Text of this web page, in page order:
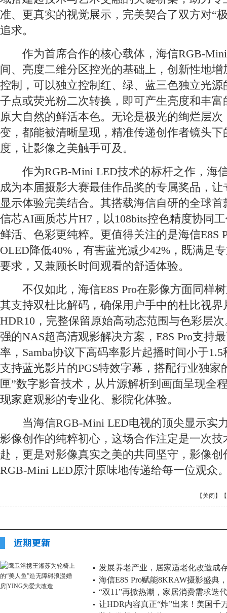
准、更真实的视觉展示，完美契合了双方对“
追求。
作为首席合作的核心载体，海信RGB-Mini
间、亮度二维分区控光的基础上，创新性地
控制，可以独立控制红、绿、蓝三色独立光
子点或荧光粉二次转换，即可产生亮度和丰
原大自然的鲜活本色。无论是极光的绚烂层
变，都能被清晰呈现，精准传递创作者镜头
度，让影像之美触手可及。
作为RGB-Mini LED技术的标杆之作，海信
成为本届摄影大赛最佳作品奖的专属奖品，
显示体验完美结合。其搭载海信自研的全球
信芯AI画质芯片H7，以108bits控色精度协同
鲜活、色彩更纯粹。更值得关注的是海信E8S
OLED降低40%，有害蓝光减少42%，既满足
要求，又兼顾长时间观看的舒适体验。
不仅如此，海信E8S Pro在影像方面同样
其支持双杜比解码，确保用户手中的杜比视界
HDR10，完整保留原始高动态范围与色彩层
强的NAS超高清观影解决方案，E8S Pro支持
率，Samba协议下高码率影片起播时间小于
支持蓝光影片的PGS特效字幕，搭配行业独家
匣”数字影音技术，从片源解析到画面呈现全
现家庭观影的专业化、影院化体验。
当海信RGB-Mini LED电视的顶尖显示实
影像创作的纯粹初心，这场合作注定是一次
赴，更是对影像真实之美的共同坚守，影像
RGB-Mini LED原汁原味地传递给每一位观众
【关闭】
发展养老产业，居家适老化改造成
海信E8S Pro赋能8KRAW摄影盛典
真
“双11”再掀热潮，家居消费需求迭
让HDR内容真正“炸”出来！美国千